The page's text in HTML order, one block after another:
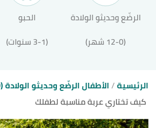
الرضّع وحديثو الولادة
(12-0 شهر)
الحبو
(3-1 سنوات)
الرئيسية الأطفال الرضّع وحديثو الولادة (0-12 شهر)
كيف تختاري عربة مناسبة لطفلك